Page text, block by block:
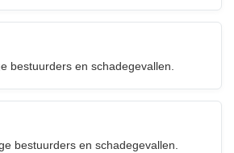
bestuurders en schadegevallen.
bestuurders en schadegevallen.